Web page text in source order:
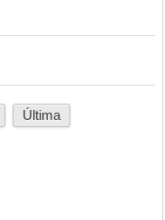
Última